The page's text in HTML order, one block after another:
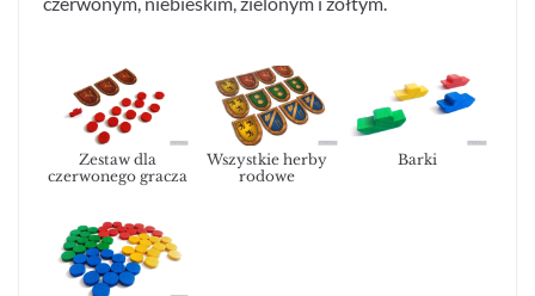
Zestaw dla
czerwonego gracza
Wszystkie herby
rodowe
Barki